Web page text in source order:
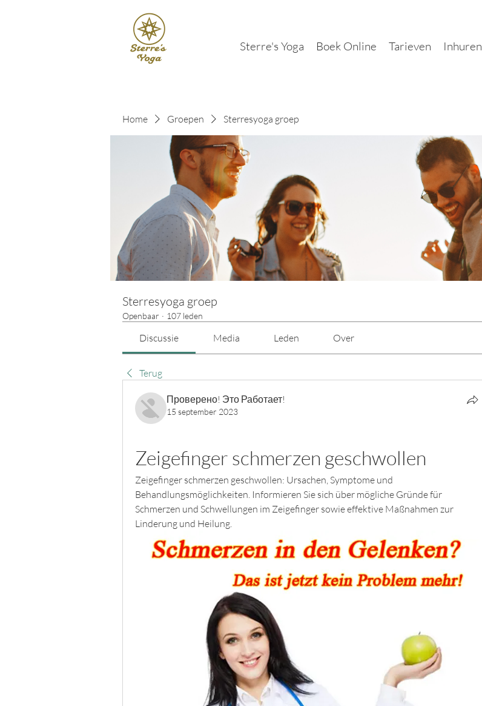
Sterre's Yoga Boek Online Tarieven Inhuren
Home Groepen Sterresyoga groep
Sterresyoga groep
Openbaar · 107 leden
Discussie Media Leden Over
Terug
Проверено! Это Работает!
15 september 2023
Zeigefinger schmerzen geschwollen
Zeigefinger schmerzen geschwollen: Ursachen, Symptome und
Behandlungsmöglichkeiten. Informieren Sie sich über mögliche Gründe für
Schmerzen und Schwellungen im Zeigefinger sowie effektive Maßnahmen zur
Linderung und Heilung.